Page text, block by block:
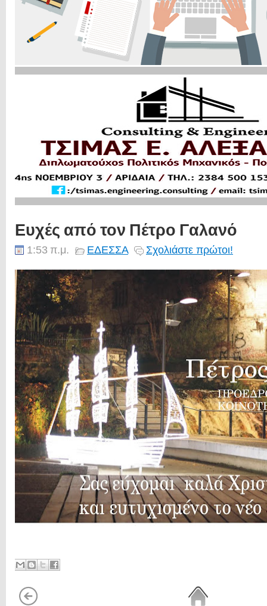
Ευχές από τον Πέτρο Γαλανό
1:53 π.μ. ΕΔΕΣΣΑ Σχολιάστε πρώτοι!